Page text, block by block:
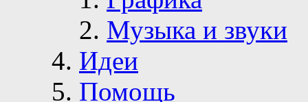
Музыка и звуки
Идеи
Помощь